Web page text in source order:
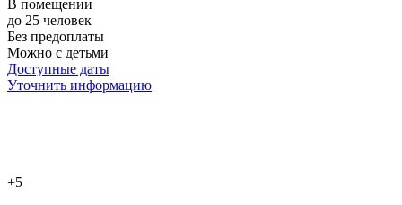
В помещении
до 25 человек
Без предоплаты
Можно с детьми
Доступные даты
Уточнить информацию
+5